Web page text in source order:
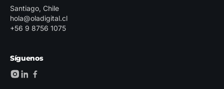
Santiago, Chile
hola@oladigital.cl
+56 9 8756 1075
Síguenos